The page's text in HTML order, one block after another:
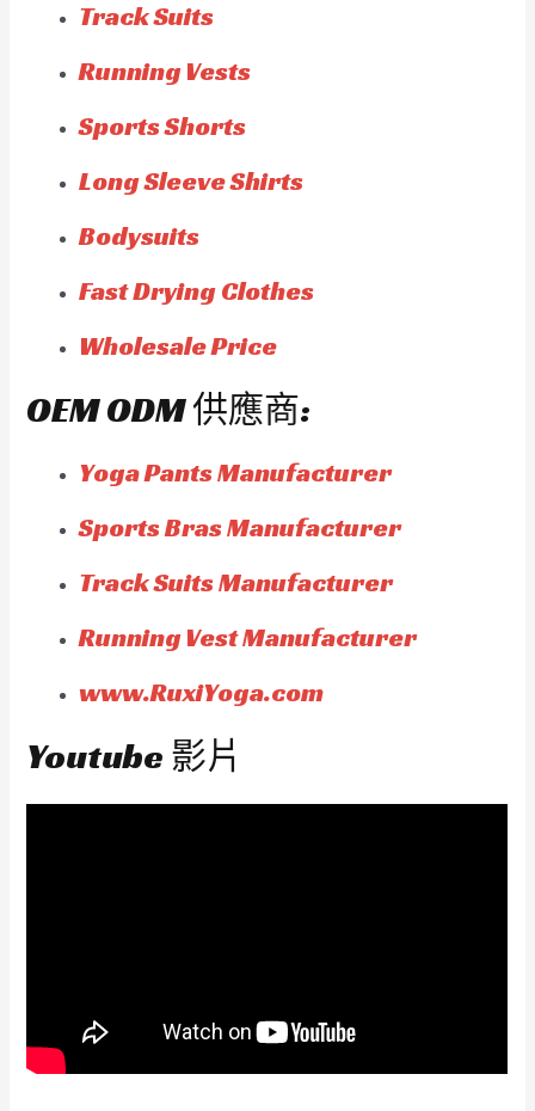
Track Suits
Running Vests
Sports Shorts
Long Sleeve Shirts
Bodysuits
Fast Drying Clothes
Wholesale Price
OEM ODM 供應商:
Yoga Pants Manufacturer
Sports Bras Manufacturer
Track Suits Manufacturer
Running Vest Manufacturer
www.RuxiYoga.com
Youtube 影片